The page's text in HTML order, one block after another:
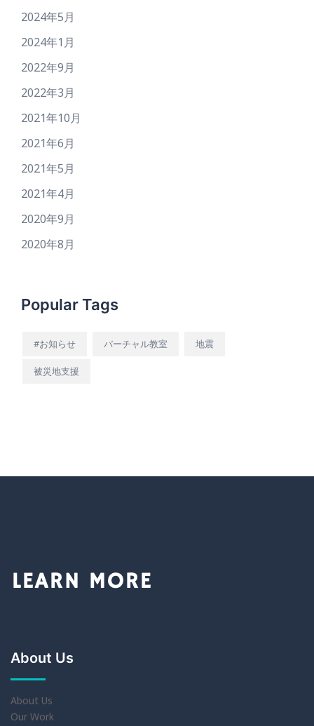
2024年5月
2024年1月
2022年9月
2022年3月
2021年10月
2021年6月
2021年5月
2021年4月
2020年9月
2020年8月
Popular Tags
#お知らせ バーチャル教室 地震
被災地支援
About Us
About Us
Our Work